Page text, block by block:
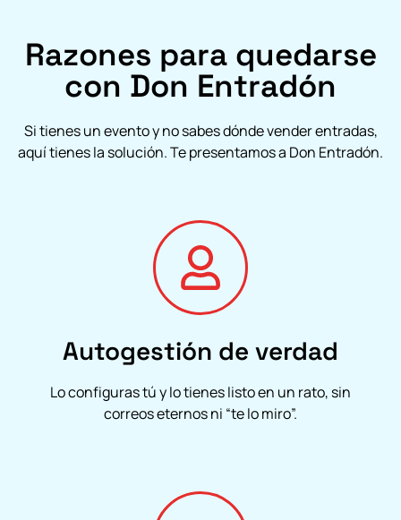
Razones para quedarse
con Don Entradón
Si tienes un evento y no sabes dónde vender entradas,
aquí tienes la solución. Te presentamos a Don Entradón.
Autogestión de verdad
Lo configuras tú y lo tienes listo en un rato, sin
correos eternos ni “te lo miro”.